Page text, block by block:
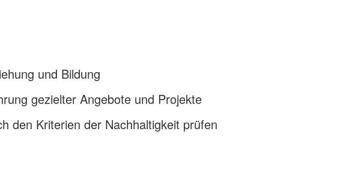
und Bildung
gezielter Angebote und Projekte
den Kriterien der Nachhaltigkeit prüfen